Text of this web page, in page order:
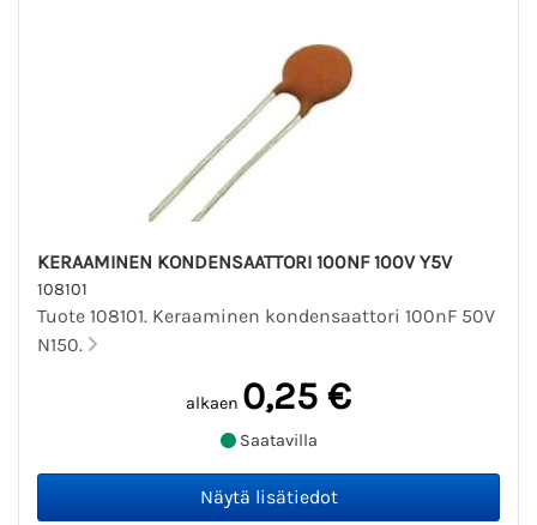
KERAAMINEN KONDENSAATTORI 100NF 100V Y5V
108101
Tuote 108101. Keraaminen kondensaattori 100nF 50V
N150.
alkaen 0,25 €
Saatavilla